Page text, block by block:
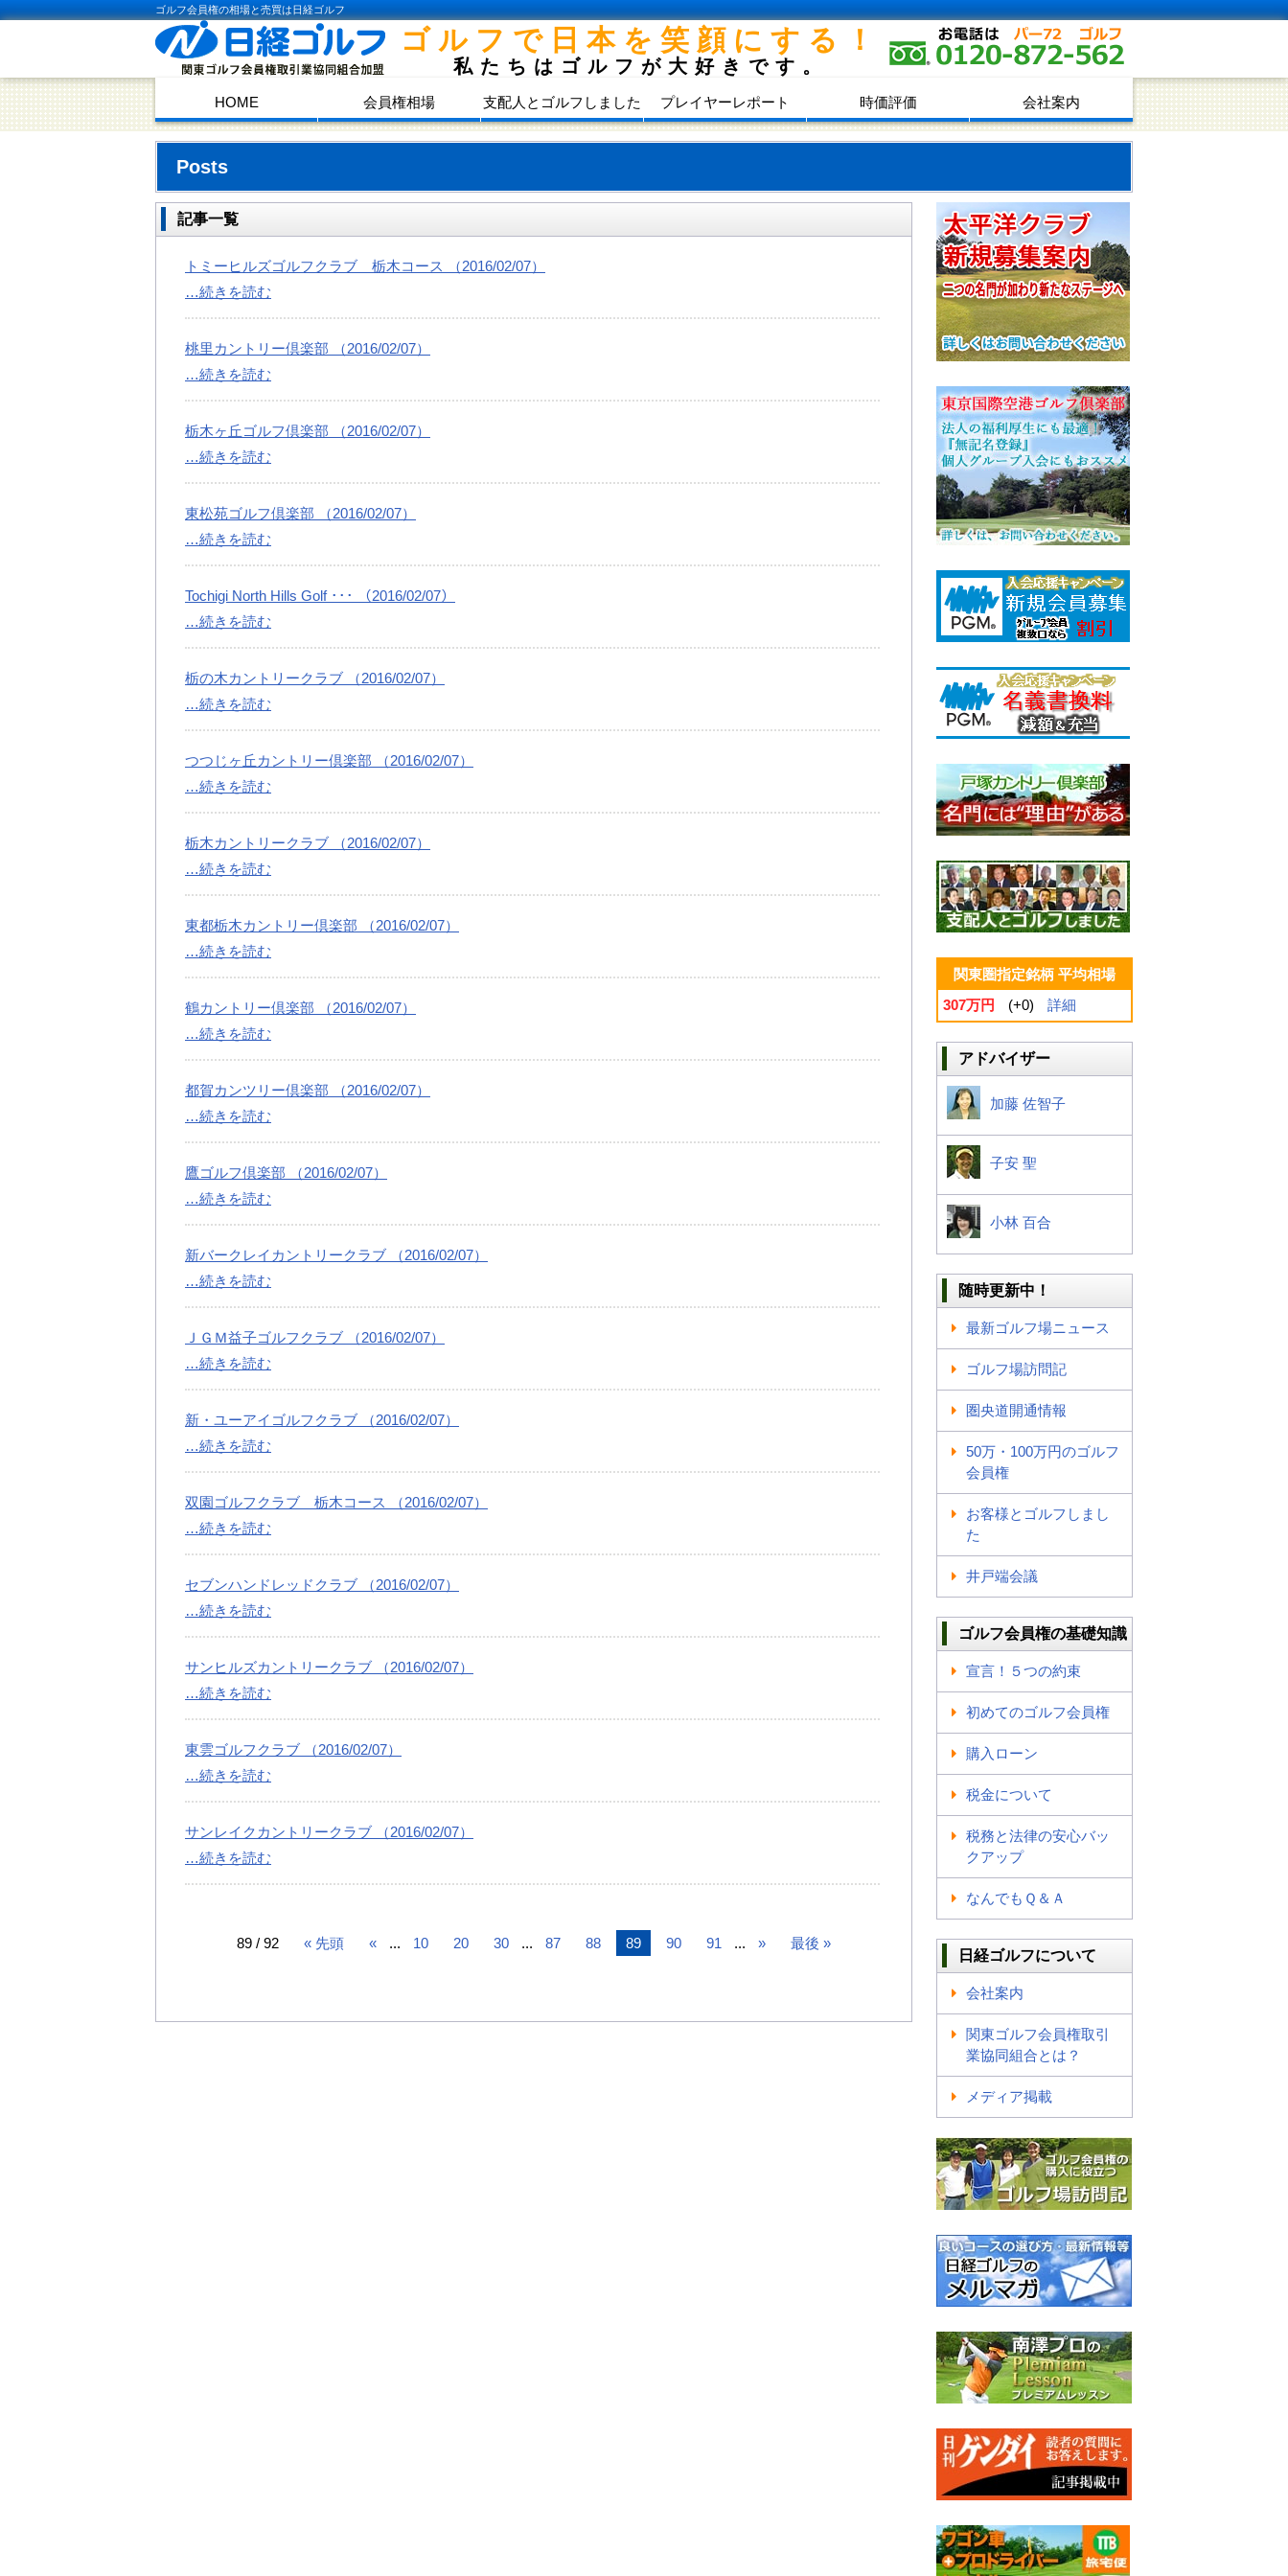
ゴルフ会員権の相場と売買は日経ゴルフ
ゴルフで日本を笑顔にする！
私たちはゴルフが大好きです。
HOME 会員権相場 支配人とゴルフしました プレイヤーレポート 時価評価 会社案内
Posts
記事一覧
トミーヒルズゴルフクラブ 栃木コース （2016/02/07）
…続きを読む
桃里カントリー倶楽部 （2016/02/07）
…続きを読む
栃木ヶ丘ゴルフ倶楽部 （2016/02/07）
…続きを読む
東松苑ゴルフ倶楽部 （2016/02/07）
…続きを読む
Tochigi North Hills Golf ･･･ （2016/02/07）
…続きを読む
栃の木カントリークラブ （2016/02/07）
…続きを読む
つつじヶ丘カントリー倶楽部 （2016/02/07）
…続きを読む
栃木カントリークラブ （2016/02/07）
…続きを読む
東都栃木カントリー倶楽部 （2016/02/07）
…続きを読む
鶴カントリー倶楽部 （2016/02/07）
…続きを読む
都賀カンツリー倶楽部 （2016/02/07）
…続きを読む
鷹ゴルフ倶楽部 （2016/02/07）
…続きを読む
新バークレイカントリークラブ （2016/02/07）
…続きを読む
ＪＧＭ益子ゴルフクラブ （2016/02/07）
…続きを読む
新・ユーアイゴルフクラブ （2016/02/07）
…続きを読む
双園ゴルフクラブ 栃木コース （2016/02/07）
…続きを読む
セブンハンドレッドクラブ （2016/02/07）
…続きを読む
サンヒルズカントリークラブ （2016/02/07）
…続きを読む
東雲ゴルフクラブ （2016/02/07）
…続きを読む
サンレイクカントリークラブ （2016/02/07）
…続きを読む
89 / 92 « 先頭 « ... 10 20 30 ... 87 88 89 90 91 ... » 最後 »
関東圏指定銘柄 平均相場
307万円
(+0) 詳細
アドバイザー
加藤 佐智子
子安 聖
小林 百合
随時更新中！
最新ゴルフ場ニュース
ゴルフ場訪問記
圏央道開通情報
50万・100万円のゴルフ
会員権
お客様とゴルフしまし
た
井戸端会議
ゴルフ会員権の基礎知識
宣言！５つの約束
初めてのゴルフ会員権
購入ローン
税金について
税務と法律の安心バッ
クアップ
なんでもＱ＆Ａ
日経ゴルフについて
会社案内
関東ゴルフ会員権取引
業協同組合とは？
メディア掲載